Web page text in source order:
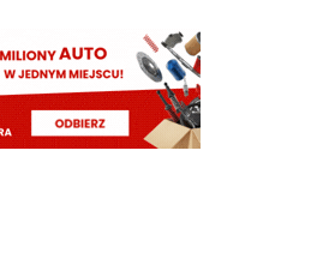
bylo wczesniej. Potem niby i
Palestre za 50mln
Pavarda. Teraz mamy
3 mln i uzależniamy
Ja nie mowie, ze to